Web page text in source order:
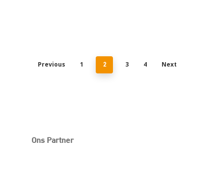
Previous 1 2 3 4 Next
Ons Partner